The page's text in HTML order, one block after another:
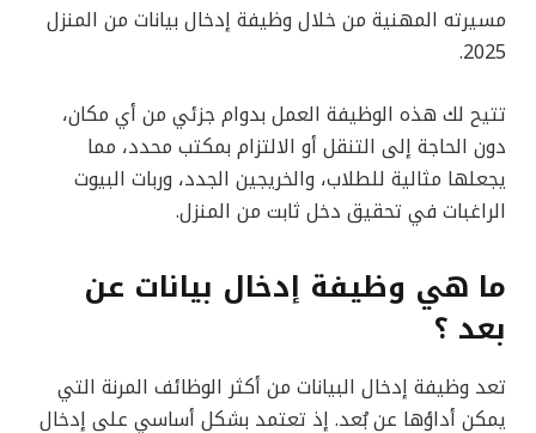
مسيرته المهنية من خلال وظيفة إدخال بيانات من المنزل
2025.
تتيح لك هذه الوظيفة العمل بدوام جزئي من أي مكان،
دون الحاجة إلى التنقل أو الالتزام بمكتب محدد، مما
يجعلها مثالية للطلاب، والخريجين الجدد، وربات البيوت
الراغبات في تحقيق دخل ثابت من المنزل.
ما هي وظيفة إدخال بيانات عن
بعد ؟
تعد وظيفة إدخال البيانات من أكثر الوظائف المرنة التي
يمكن أداؤها عن بُعد. إذ تعتمد بشكل أساسي على إدخال